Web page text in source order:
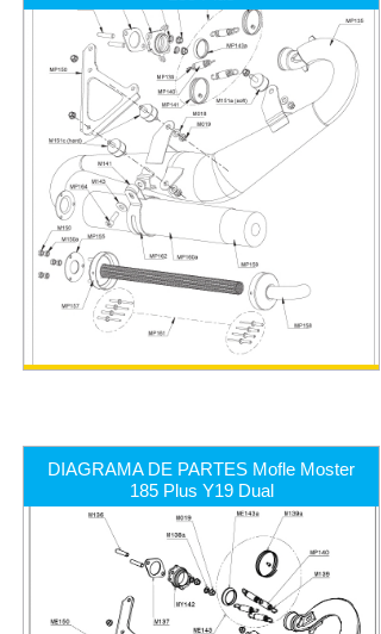
DIAGRAMA DE PARTES Mofle Moster
185 Plus Y19 Dual